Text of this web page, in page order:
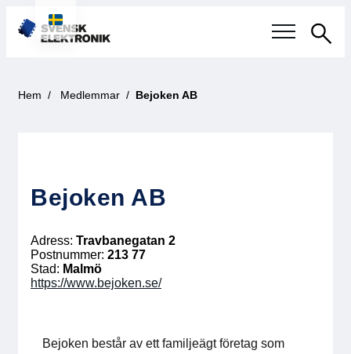
Sök
Svensk elektronikindustri
Fokusområden
Aktuella projekt
Smartare Elektroniksystem
Hem Medlemmar Bejoken AB
Bejoken AB
Adress: Travbanegatan 2
Postnummer: 213 77
Stad: Malmö
https://www.bejoken.se/
Bejoken består av ett familjeägt företag som